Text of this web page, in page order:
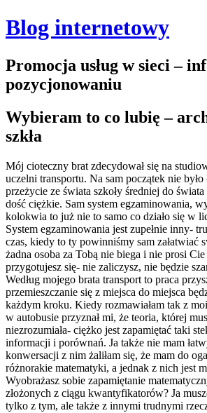
Blog internetowy
Promocja usług w sieci –
pozycjonowaniu
Wybieram to co lubię –
szkła
Mój cioteczny brat zdecydował się na
uczelni transportu. Na sam początek nie
przeżycie ze świata szkoły średniej do
dość ciężkie. Sam system egzaminowania,
kolokwia to już nie to samo co działo się w
System egzaminowania jest zupełnie inny-
czas, kiedy to ty powinniśmy sam załatwiać
żadna osoba za Tobą nie biega i nie prosi
przygotujesz się- nie zaliczysz, nie będzie
Według mojego brata transport to praca
przemieszczanie się z miejsca do miejsca
każdym kroku. Kiedy rozmawiałam tak z
w autobusie przyznał mi, że teoria, której
niezrozumiała- ciężko jest zapamiętać taki
informacji i porównań. Ja także nie mam
konwersacji z nim żaliłam się, że mam do
różnorakie matematyki, a jednak z nich jest
Wyobrażasz sobie zapamiętanie
złożonych z ciągu kwantyfikatorów? Ja
tylko z tym, ale także z innymi trudnymi